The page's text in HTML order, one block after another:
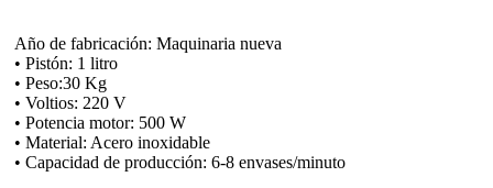
Año de fabricación: Maquinaria nueva
• Pistón: 1 litro
• Peso:30 Kg
• Voltios: 220 V
• Potencia motor: 500 W
• Material: Acero inoxidable
• Capacidad de producción: 6-8 envases/minuto